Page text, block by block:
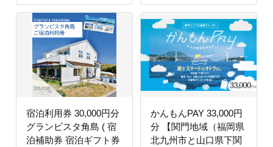
宿泊利用券 30,000円分
グランビスタ角島 ( 宿
泊補助券 宿泊ギフト券
かんもんPAY 33,000円
分 【関門地域（福岡県
北九州市と山口県下関